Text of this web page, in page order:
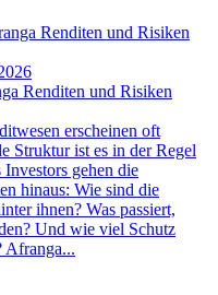
Renditen und Risiken
erscheinen oft
Struktur ist es in der Regel
gehen die
hinaus: Wie sind die
ihnen? Was passiert,
Und wie viel Schutz
Afranga...